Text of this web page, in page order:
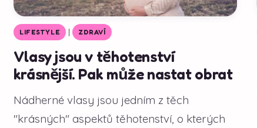
Vlasy jsou v těhotenství
krásnější. Pak může nastat obrat
Nádherné vlasy jsou jedním z těch
"krásných" aspektů těhotenství, o kterých
LIFESTYLE | ZDRAVÍ